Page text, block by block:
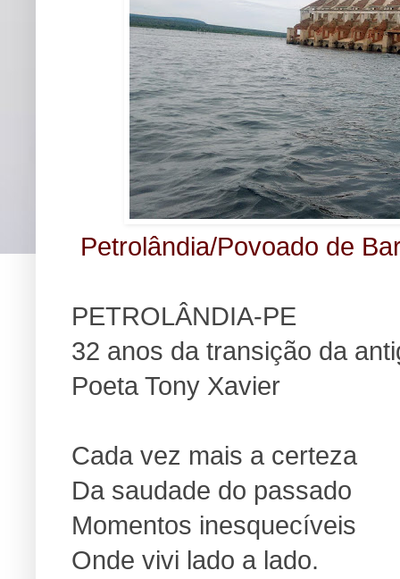
Petrolândia/Povoado de
PETROLÂNDIA-PE
32 anos da transição da
Poeta Tony Xavier
Cada vez mais a certeza
Da saudade do passado
Momentos inesquecíveis
Onde vivi lado a lado.